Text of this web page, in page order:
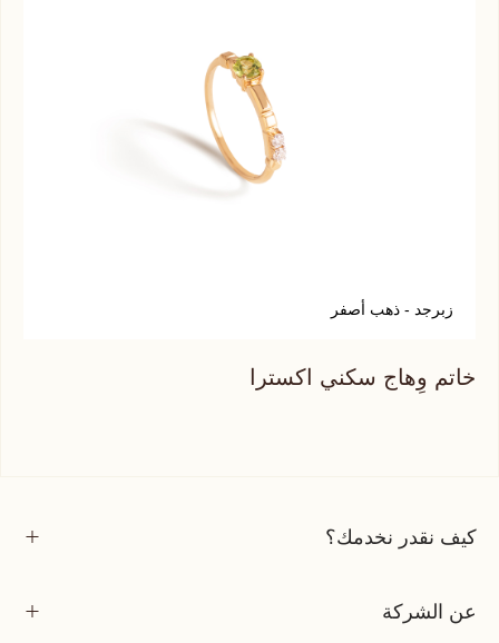
زبرجد - ذهب أصفر
خاتم وِهاج سكني اكسترا
كيف نقدر نخدمك؟
عن الشركة